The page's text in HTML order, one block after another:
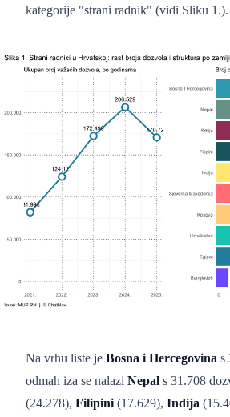
kategorije "strani radnik" (vidi Sliku 1.).
Na vrhu liste je Bosna i Hercegovina s
odmah iza se nalazi Nepal s 31.708
(24.278), Filipini (17.629), Indija